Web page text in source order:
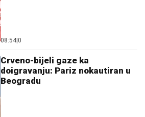
08:54 0
Crveno-bijeli gaze ka
doigravanju: Pariz nokautiran u
Beogradu